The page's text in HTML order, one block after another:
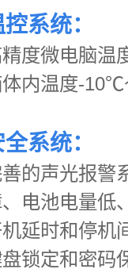
系统：
度微电脑温
体内温度-
系统：
的声光报警
、电池电量低
延时和停机
锁定和密码